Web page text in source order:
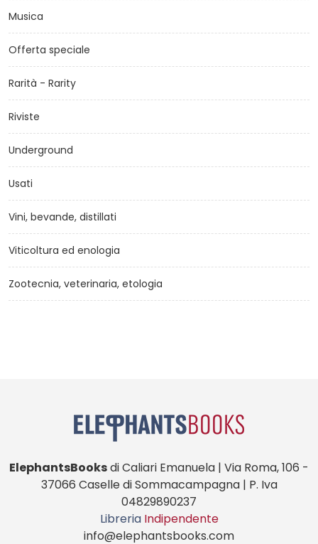
Musica
Offerta speciale
Rarità - Rarity
Riviste
Underground
Usati
Vini, bevande, distillati
Viticoltura ed enologia
Zootecnia, veterinaria, etologia
ElephantsBooksdi Caliari Emanuela | Via Roma, 106 -
37066 Caselle di Sommacampagna | P. Iva
04829890237
Libreria Indipendente
info@elephantsbooks.com